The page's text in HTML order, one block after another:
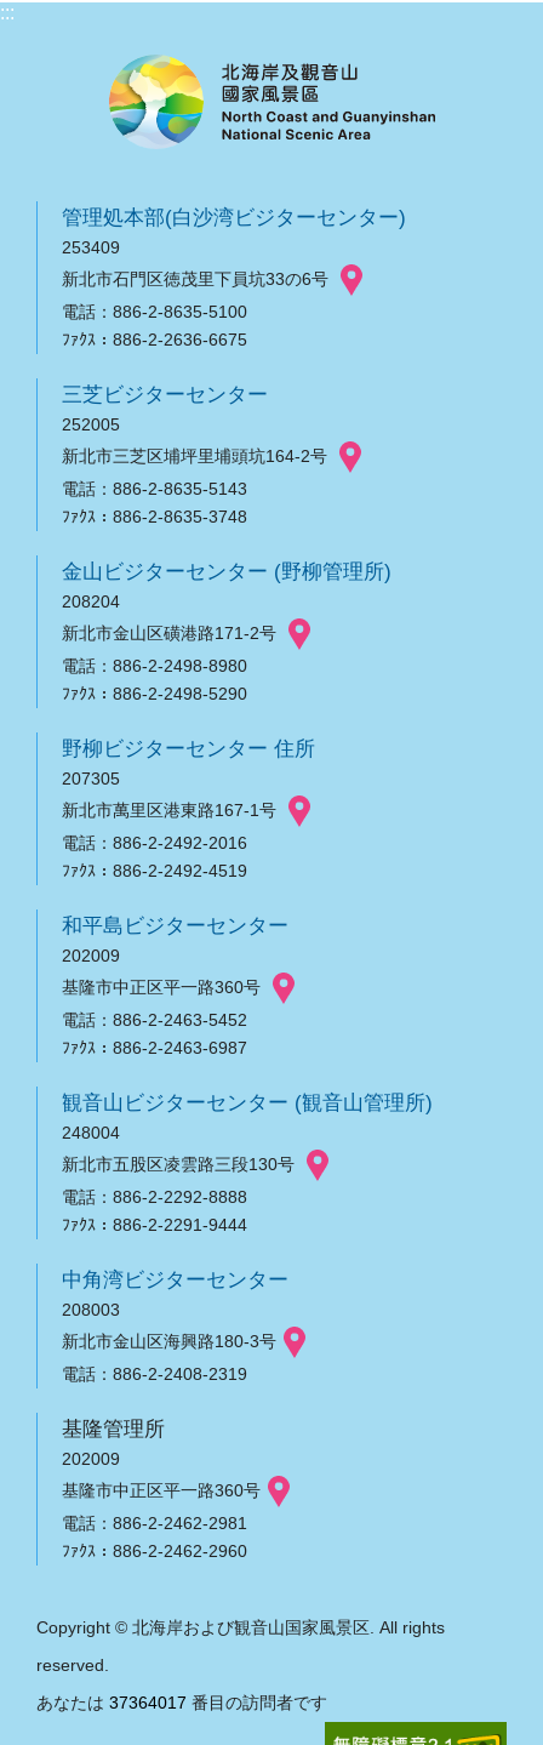
:::
管理処本部(白沙湾ビジターセンター)
253409
新北市石門区徳茂里下員坑33の6号
電話：886-2-8635-5100
ﾌｧｸｽ：886-2-2636-6675
三芝ビジターセンター
252005
新北市三芝区埔坪里埔頭坑164-2号
電話：886-2-8635-5143
ﾌｧｸｽ：886-2-8635-3748
金山ビジターセンター (野柳管理所)
208204
新北市金山区磺港路171-2号
電話：886-2-2498-8980
ﾌｧｸｽ：886-2-2498-5290
野柳ビジターセンター 住所
207305
新北市萬里区港東路167-1号
電話：886-2-2492-2016
ﾌｧｸｽ：886-2-2492-4519
和平島ビジターセンター
202009
基隆市中正区平一路360号
電話：886-2-2463-5452
ﾌｧｸｽ：886-2-2463-6987
観音山ビジターセンター (観音山管理所)
248004
新北市五股区凌雲路三段130号
電話：886-2-2292-8888
ﾌｧｸｽ：886-2-2291-9444
中角湾ビジターセンター
208003
新北市金山区海興路180-3号
電話：886-2-2408-2319
基隆管理所
202009
基隆市中正区平一路360号
電話：886-2-2462-2981
ﾌｧｸｽ：886-2-2462-2960
Copyright © 北海岸および観音山国家風景区. All rights
reserved.
あなたは 37364017 番目の訪問者です